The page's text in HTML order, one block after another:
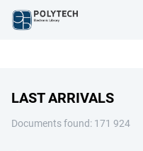
LAST ARRIVALS
Documents found: 171 924